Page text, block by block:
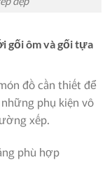
gối ôm và gối tựa
đồ cần thiết để
phụ kiện vô
xếp.
phù hợp